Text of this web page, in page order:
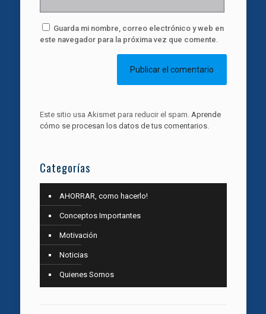
Guarda mi nombre, correo electrónico y web en
este navegador para la próxima vez que comente.
Este sitio usa Akismet para reducir el spam. Aprende
cómo se procesan los datos de tus comentarios.
Categorías
AHORRAR, como hacerlo!
Conceptos Importantes
Motivación
Noticias
Quienes Somos